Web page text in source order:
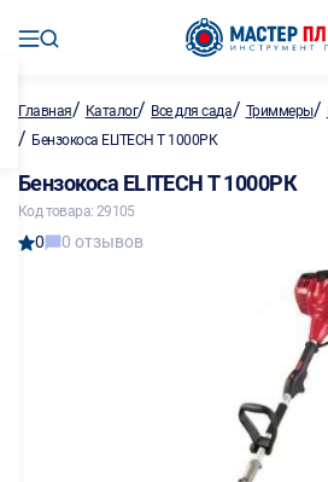
Главная/ Каталог/ Все для сада/ Триммеры/
/ Бензокоса ELITECH Т 1000РК
Бензокоса ELITECH Т 1000РК
Код товара: 29105
0 0 отзывов